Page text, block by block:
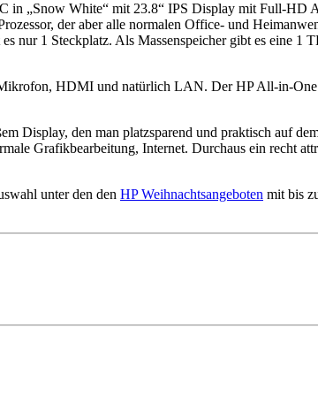
in „Snow White“ mit 23.8“ IPS Display mit Full-
der aber alle normalen Office- und
nur 1 Steckplatz. Als Massenspeicher gibt es eine 1
HDMI und natürlich LAN. Der HP All-in-
Display, den man platzsparend und praktisch auf
Grafikbearbeitung, Internet. Durchaus ein recht
unter den den HP Weihnachtsangeboten mit bis